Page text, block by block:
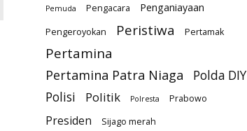
Pemuda Pengacara Penganiayaan
Pengeroyokan Peristiwa Pertamak
Pertamina
Pertamina Patra Niaga
Polda DIY
Polisi
Politik Polresta Prabowo
Presiden Sijago merah